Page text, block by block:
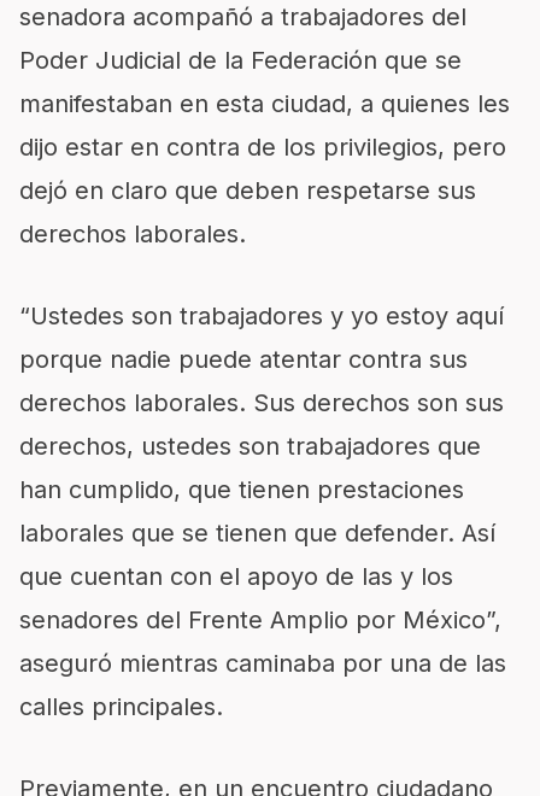
senadora acompañó a trabajadores del
Poder Judicial de la Federación que se
manifestaban en esta ciudad, a quienes les
dijo estar en contra de los privilegios, pero
dejó en claro que deben respetarse sus
derechos laborales.
“Ustedes son trabajadores y yo estoy aquí
porque nadie puede atentar contra sus
derechos laborales. Sus derechos son sus
derechos, ustedes son trabajadores que
han cumplido, que tienen prestaciones
laborales que se tienen que defender. Así
que cuentan con el apoyo de las y los
senadores del Frente Amplio por México”,
aseguró mientras caminaba por una de las
calles principales.
Previamente, en un encuentro ciudadano